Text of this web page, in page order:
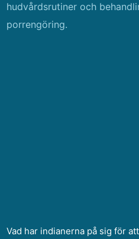
hudvårdsrutiner och
porrengöring.
Vad har indianerna på sig för